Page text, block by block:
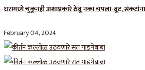
घरामध्ये चुकूनही अशाप्रकारे ठेवू नका चपला-बूट,
February 04, 2024